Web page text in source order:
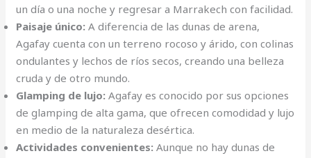
un día o una noche y regresar a Marrakech con facilidad.
Paisaje único: A diferencia de las dunas de arena,
Agafay cuenta con un terreno rocoso y árido, con colinas
ondulantes y lechos de ríos secos, creando una belleza
cruda y de otro mundo.
Glamping de lujo: Agafay es conocido por sus opciones
de glamping de alta gama, que ofrecen comodidad y lujo
en medio de la naturaleza desértica.
Actividades convenientes: Aunque no hay dunas de